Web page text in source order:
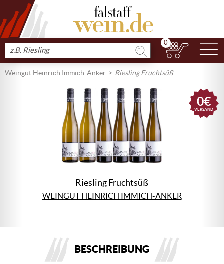
Produkt
suchen
0
Weingut Heinrich Immich-Anker Riesling Fruchtsüß
0€
VERSAND
Riesling Fruchtsüß
WEINGUT HEINRICH IMMICH-ANKER
BESCHREIBUNG